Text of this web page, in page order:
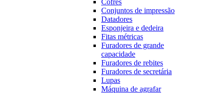
Cofres
Conjuntos de impressão
Datadores
Esponjeira e dedeira
Fitas métricas
Furadores de grande
capacidade
Furadores de rebites
Furadores de secretária
Lupas
Máquina de agrafar